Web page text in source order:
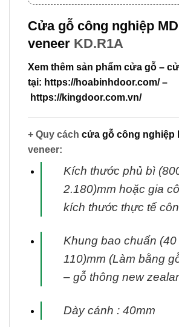
Cửa gỗ công nghiệp
veneer KD.R1A
Xem thêm sản phẩm cửa gỗ –
tại: https://hoabinhdoor.com/–
https://kingdoor.com.vn/
+ Quy cách cửa gỗ công nghiệp
veneer:
Kích thước phủ bì
2.180)mm hoặc gia
kích thước thực tế
Khung bao chuẩn (40
110)mm (Làm bằng
– gỗ thông new
Dày cánh : 40mm